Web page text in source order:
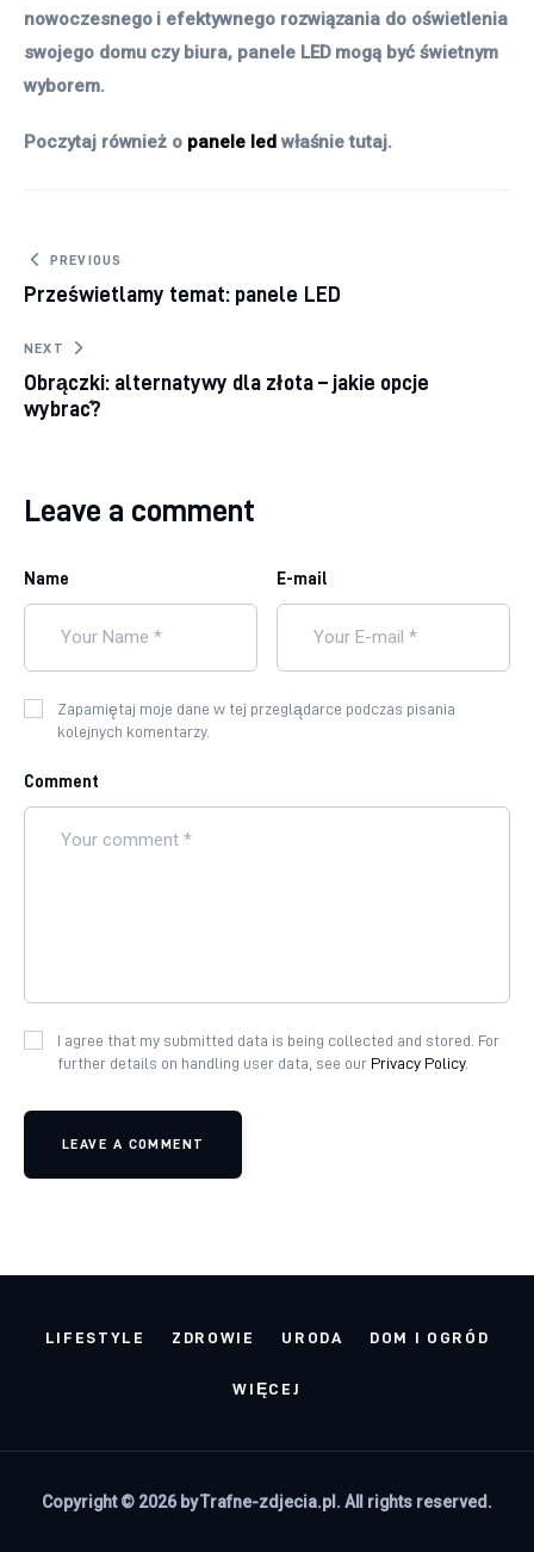
nowoczesnego i efektywnego rozwiązania do oświetlenia
swojego domu czy biura, panele LED mogą być świetnym
wyborem.
Poczytaj również o panele ledwłaśnie tutaj.
Nawigacja
wpisu
PREVIOUS
Prześwietlamy temat: panele LED
NEXT
Obrączki: alternatywy dla złota – jakie opcje
wybrać?
Leave a comment
Name E-mail
Zapamiętaj moje dane w tej przeglądarce podczas pisania
kolejnych komentarzy.
Comment
I agree that my submitted data is being collected and stored. For
further details on handling user data, see our Privacy Policy.
LEAVE A COMMENT
LIFESTYLE ZDROWIE URODA DOM I OGRÓD
WIĘCEJ
Copyright © 2026 by Trafne-zdjecia.pl. All rights reserved.